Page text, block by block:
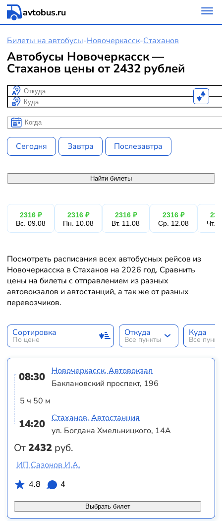
avtobus.ru
Билеты на автобусы-Новочеркасск-Стаханов
Автобусы Новочеркасск —
Стаханов цены от 2432 рублей
Откуда
Куда
Когда
Когда
Сегодня Завтра Послезавтра
Найти билеты
2316 ₽
Вс. 09.08
2316 ₽
Пн. 10.08
2316 ₽
Вт. 11.08
2316 ₽
Ср. 12.08
Чт.
Посмотреть расписания всех автобусных рейсов из
Новочеркасска в Стаханов на 2026 год. Сравнить
цены на билеты с отправлением из разных
автовокзалов и автостанций, а так же от разных
перевозчиков.
Сортировка
По цене
Откуда
Все пункты
Куда
Все
08:30
5 ч 50 м
14:20
От2432 руб.
Новочеркасск, Автовокзал
Баклановский проспект, 196
Стаханов, Автостанция
ул. Богдана Хмельницкого, 14А
Выбрать билет
ИП Сазонов И.А.
4.8
4